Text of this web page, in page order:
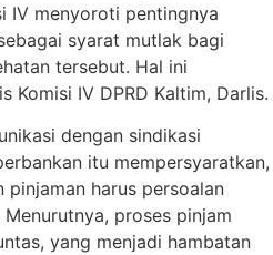
IV menyoroti pentingnya
syarat mutlak bagi
tersebut. Hal ini
Komisi IV DPRD Kaltim, Darlis.
dengan sindikasi
itu mempersyaratkan,
pinjaman harus persoalan
Menurutnya, proses pinjam
yang menjadi hambatan